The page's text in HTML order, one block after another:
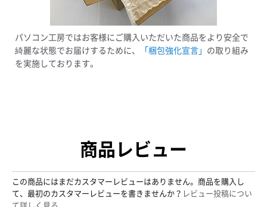
パソコン工房ではお客様にご購入いただいた商品をより安全で
綺麗な状態でお届けするために、
「梱包強化宣言」 の取り組み
を実施しております。
商品レビュー
この商品にはまだカスタマーレビューはありません。商品を購入し
て、最初のカスタマーレビューを書きませんか？ レビュー投稿につい